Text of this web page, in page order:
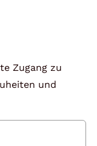
Zugang zu
und